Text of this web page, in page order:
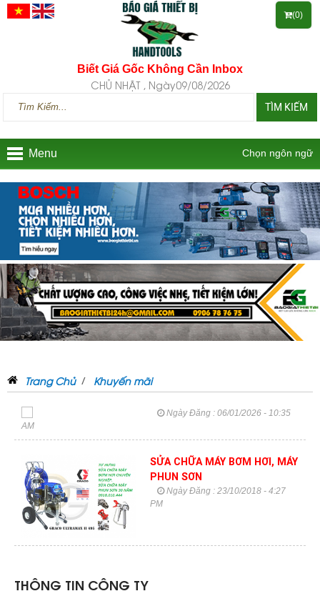
Biết Giá Gốc Không Cần Inbox
CHỦ NHẬT , Ngày09/08/2026
TÌM KIẾM
Menu Chọn ngôn ngữ
(0)
Trang Chủ Khuyến mãi
Ngày Đăng : 06/01/2026 - 10:35
AM
SỬA CHỮA MÁY BƠM HƠI, MÁY
PHUN SƠN
Ngày Đăng : 23/10/2018 - 4:27
PM
THÔNG TIN CÔNG TY